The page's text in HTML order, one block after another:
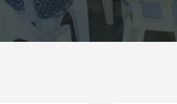
hoje suficientemente experimentada
qualidade de vida dos indivíduos e do